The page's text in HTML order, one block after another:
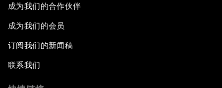
成为我们的合作伙伴
成为我们的会员
订阅我们的新闻稿
联系我们